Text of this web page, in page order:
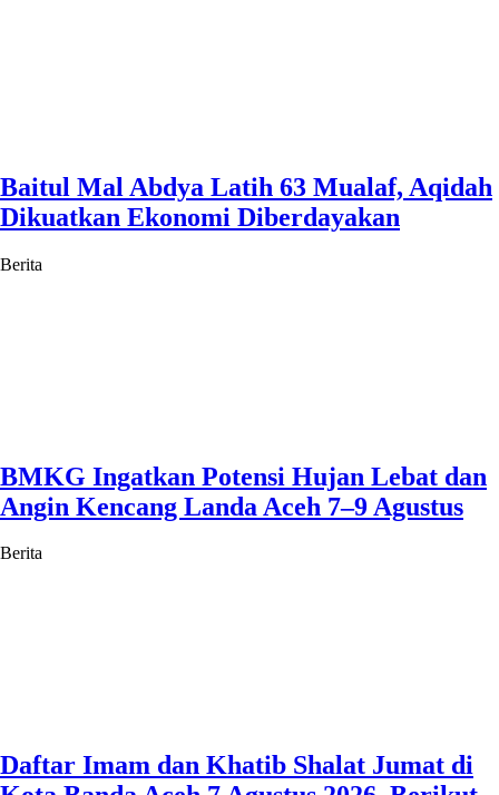
Baitul Mal Abdya Latih 63 Mualaf, Aqidah
Dikuatkan Ekonomi Diberdayakan
Berita
BMKG Ingatkan Potensi Hujan Lebat dan
Angin Kencang Landa Aceh 7–9 Agustus
Berita
Daftar Imam dan Khatib Shalat Jumat di